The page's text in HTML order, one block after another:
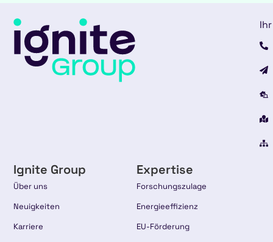
Ignite Group
Über uns
Neuigkeiten
Karriere
Expertise
Forschungszulage
Energieeffizienz
EU-Förderung